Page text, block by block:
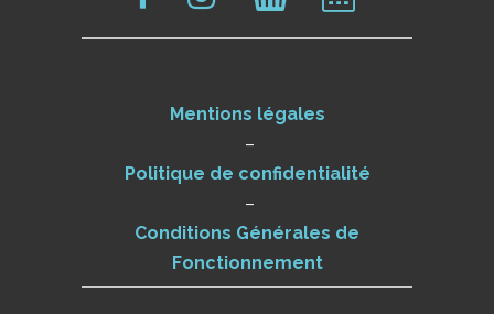
Mentions légales
–
Politique de confidentialité
–
Conditions Générales de
Fonctionnement